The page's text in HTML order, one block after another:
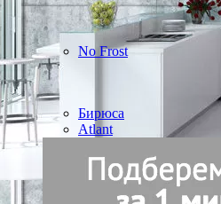
No Frost
Бирюса
Atlant